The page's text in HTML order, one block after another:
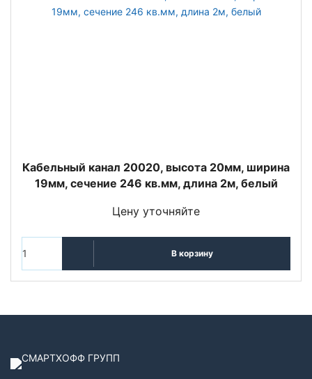
Кабельный канал 20020, высота 20мм, ширина
19мм, сечение 246 кв.мм, длина 2м, белый
Цену уточняйте
В корзину